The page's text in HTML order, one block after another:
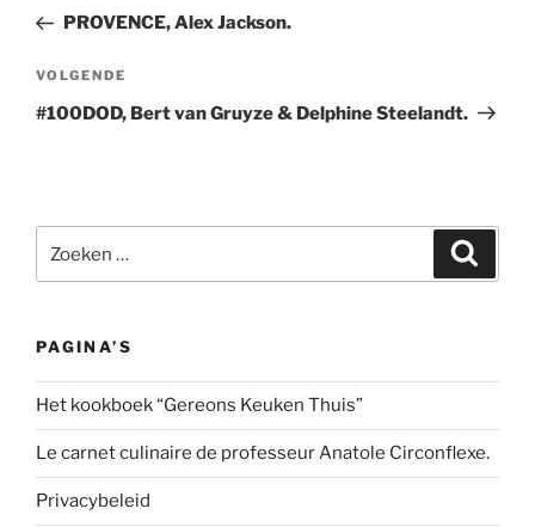
bericht
PROVENCE, Alex Jackson.
Volgend
bericht
VOLGENDE
#100DOD, Bert van Gruyze & Delphine Steelandt.
naar:
PAGINA’S
Het kookboek “Gereons Keuken Thuis”
Le carnet culinaire de professeur Anatole Circonflexe.
Privacybeleid